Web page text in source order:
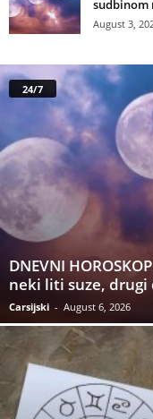
sudbinom
August 3,
24/7
DNEVNI
neki liti suze, drugi
Carsijski - August 6, 2026